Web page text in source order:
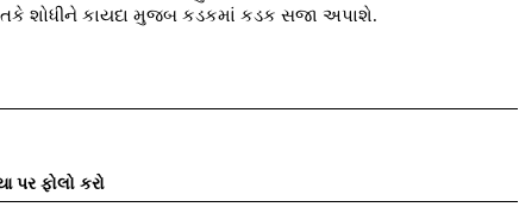
શોધીને કાયદા મુજબ કડકમાં કડક સજા અપાશે.
પર ફોલો કરો